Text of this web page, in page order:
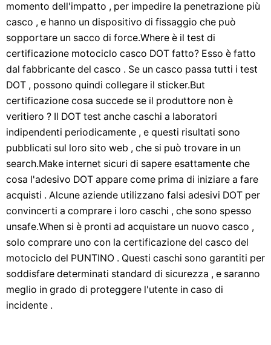
momento dell'impatto , per impedire la penetrazione più
casco , e hanno un dispositivo di fissaggio che può
sopportare un sacco di force.Where è il test di
certificazione motociclo casco DOT fatto? Esso è fatto
dal fabbricante del casco . Se un casco passa tutti i test
DOT , possono quindi collegare il sticker.But
certificazione cosa succede se il produttore non è
veritiero ? Il DOT test anche caschi a laboratori
indipendenti periodicamente , e questi risultati sono
pubblicati sul loro sito web , che si può trovare in un
search.Make internet sicuri di sapere esattamente che
cosa l'adesivo DOT appare come prima di iniziare a fare
acquisti . Alcune aziende utilizzano falsi adesivi DOT per
convincerti a comprare i loro caschi , che sono spesso
unsafe.When si è pronti ad acquistare un nuovo casco ,
solo comprare uno con la certificazione del casco del
motociclo del PUNTINO . Questi caschi sono garantiti per
soddisfare determinati standard di sicurezza , e saranno
meglio in grado di proteggere l'utente in caso di
incidente .